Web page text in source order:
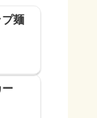
プ麺
ー